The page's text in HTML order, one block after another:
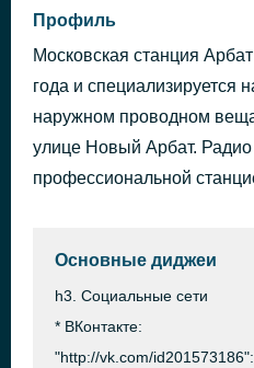
Профиль
Московская станция
года и специализируется
наружном проводном
улице Новый Арбат. Радио
профессиональной
Основные диджеи
h3. Социальные сети
* ВКонтакте:
"http://vk.com/